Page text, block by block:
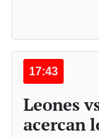
17:43
Leones
acercan